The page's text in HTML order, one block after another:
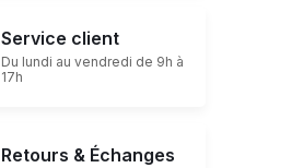
Service client
Du lundi au vendredi de 9h à
17h
Retours & Échanges